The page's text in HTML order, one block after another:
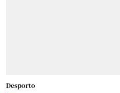
Desporto